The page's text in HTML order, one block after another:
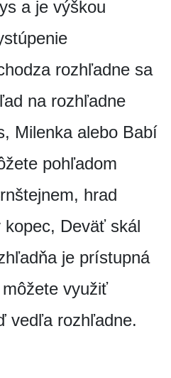
a je výškou
rozhľadne sa
na rozhľadne
Milenka alebo Babí
pohľadom
hrad
Deväť skál
je prístupná
využiť
vedľa rozhľadne.